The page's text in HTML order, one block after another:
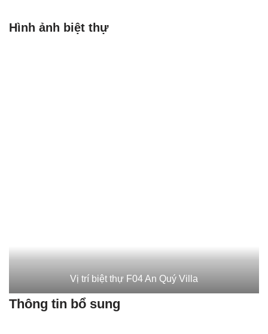
Hình ảnh biệt thự
Vị trí biệt thự F04 An Quý Villa
Thông tin bổ sung